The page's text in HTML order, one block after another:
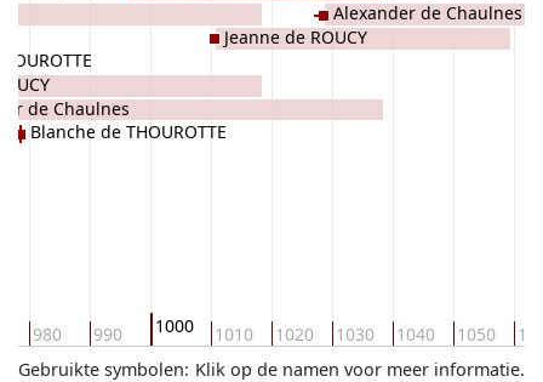
980 990 1000 1010 1020 1030 1040 1050
de Chaulnes
Blanche de THOUROTTE
Jeanne de ROUCY
Alexander de Chaulnes
Klik op de namen voor meer informatie.
Gebruikte symbolen: